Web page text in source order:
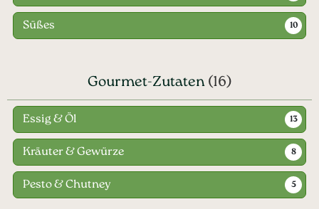
Süßes 10
Gourmet-Zutaten (16)
Essig & Öl 13
Kräuter & Gewürze 8
Pesto & Chutney 5